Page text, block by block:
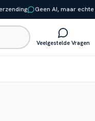
Geen AI, maar
Veelgestelde Vragen